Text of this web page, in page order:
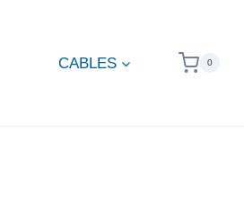
CABLES 0